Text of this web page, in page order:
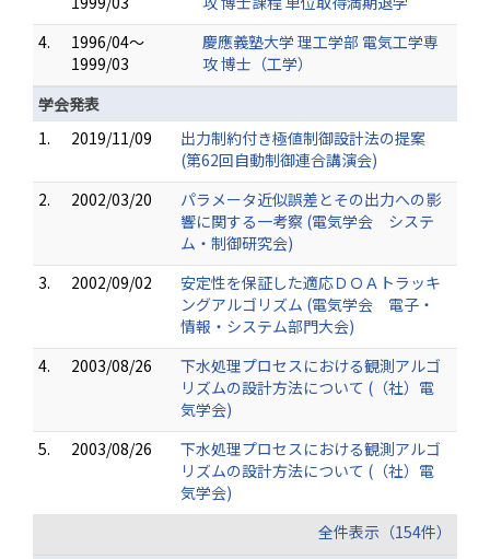
4.
1996/04～
1999/03
慶應義塾大学 理工学部 電気工学専
攻 博士（工学）
学会発表
1.
2019/11/09
出力制約付き極値制御設計法の提案
(第62回自動制御連合講演会)
2.
2002/03/20
パラメータ近似誤差とその出力への影
響に関する一考察 (電気学会 システ
ム・制御研究会)
3.
2002/09/02
安定性を保証した適応ＤＯＡトラッキ
ングアルゴリズム (電気学会 電子・
情報・システム部門大会)
4.
2003/08/26
下水処理プロセスにおける観測アルゴ
リズムの設計方法について (（社）電
気学会)
5.
2003/08/26
下水処理プロセスにおける観測アルゴ
リズムの設計方法について (（社）電
気学会)
全件表示（154件）